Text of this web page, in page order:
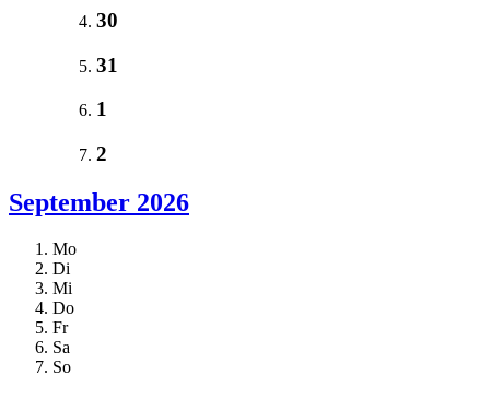
30
31
1
2
September 2026
Mo
Di
Mi
Do
Fr
Sa
So